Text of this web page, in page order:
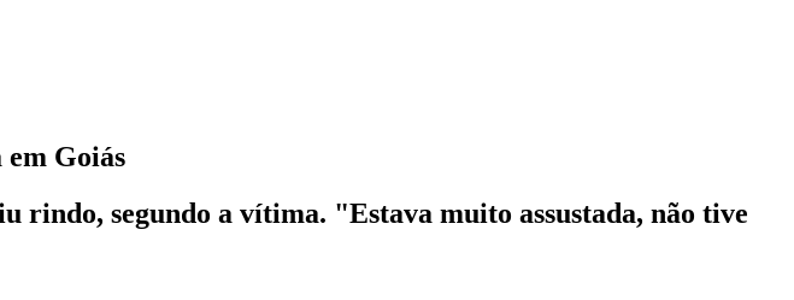
Goiás
rindo, segundo a vítima. "Estava muito assustada, não tive